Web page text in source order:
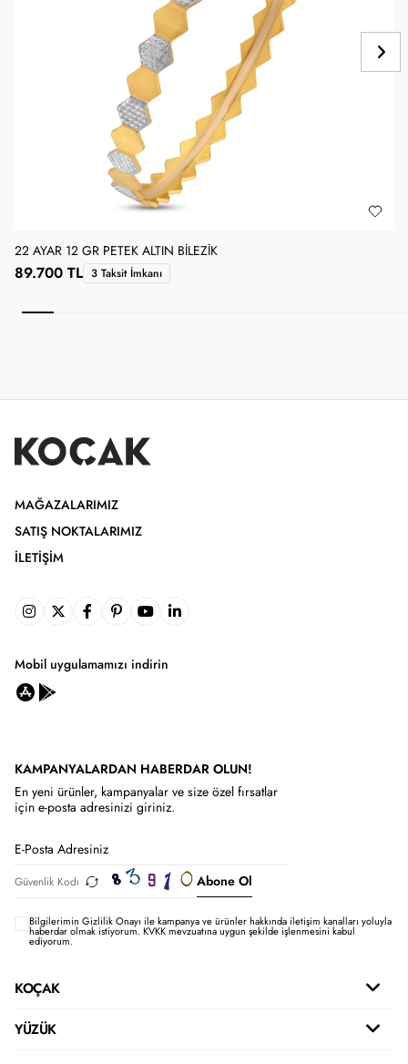
22 AYAR 12 GR PETEK ALTIN BILEZIK
89.700 TL 3 Taksit İmkanı
MAĞAZALARIMIZ
SATIŞ NOKTALARIMIZ
İLETIŞIM
Mobil uygulamamızı indirin
KAMPANYALARDAN HABERDAR OLUN!
En yeni ürünler, kampanyalar ve size özel fırsatlar
için e-posta adresinizi giriniz.
Abone Ol
Bilgilerimin Gizlilik Onayı ile kampanya ve ürünler hakkında iletişim kanalları yoluyla
haberdar olmak istiyorum.KVKK mevzuatına uygun şekilde işlenmesini kabul
ediyorum.
KOÇAK
YÜZÜK